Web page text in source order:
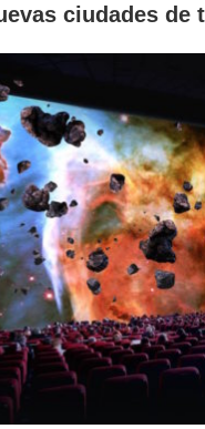
ciudades de